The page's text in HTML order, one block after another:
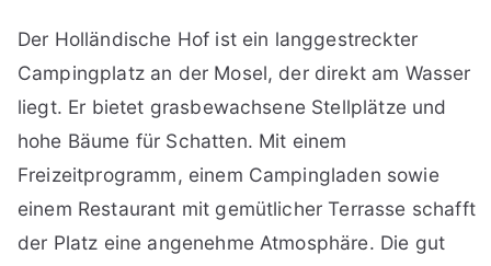
Der Holländische Hof ist ein langgestreckter
Campingplatz an der Mosel, der direkt am Wasser
liegt. Er bietet grasbewachsene Stellplätze und
hohe Bäume für Schatten. Mit einem
Freizeitprogramm, einem Campingladen sowie
einem Restaurant mit gemütlicher Terrasse schafft
der Platz eine angenehme Atmosphäre. Die gut